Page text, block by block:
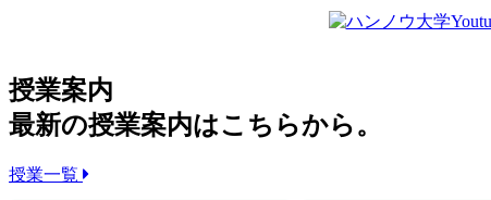
授業案内
最新の授業案内はこちらから。
授業一覧